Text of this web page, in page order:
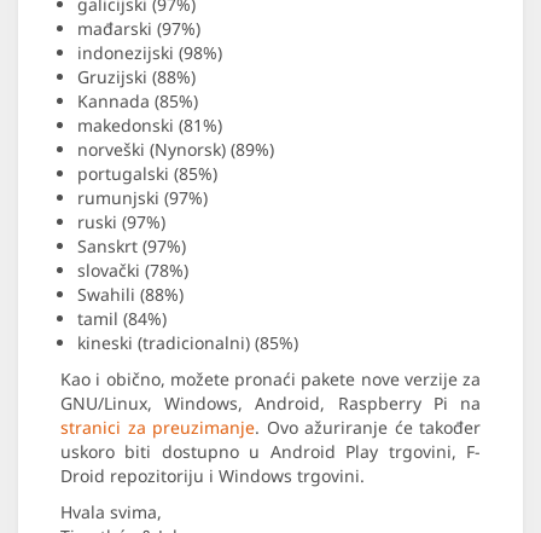
mađarski (97%)
indonezijski (98%)
Gruzijski (88%)
Kannada (85%)
makedonski (81%)
norveški (Nynorsk) (89%)
portugalski (85%)
rumunjski (97%)
ruski (97%)
Sanskrt (97%)
slovački (78%)
Swahili (88%)
tamil (84%)
kineski (tradicionalni) (85%)
Kao i obično, možete pronaći pakete nove verzije za
GNU/Linux, Windows, Android, Raspberry Pi na
stranici za preuzimanje. Ovo ažuriranje će također
uskoro biti dostupno u Android Play trgovini, F-
Droid repozitoriju i Windows trgovini.
Hvala svima,